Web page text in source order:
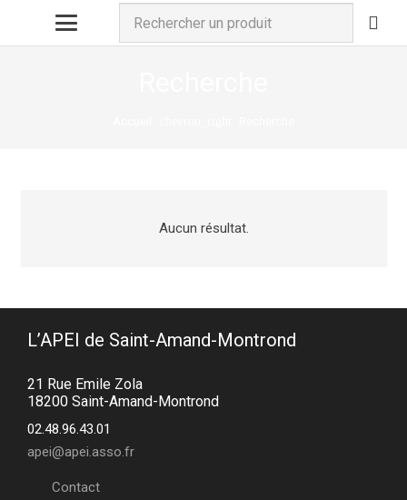
Aucun résultat.
L’APEI de Saint-Amand-Montrond
21 Rue Emile Zola
18200 Saint-Amand-Montrond
02.48.96.43.01
apei@apei.asso.fr
Contact